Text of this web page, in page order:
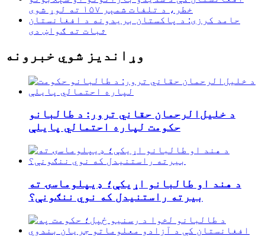
خطر، د تلفات شمېر ۱۵۷ ته لوړ شوی
حامد کرزی: د پاکستان بریدونه د افغانستان
ثبات ته ګواښ دی
وړاندیز شوي خبرونه
د خلیل‌الرحمان حقاني ترور: د طالبانو
حکومت لپاره احتمالي پایلې
د هند او طالبانو اړیکې؛ ډیپلوماسۍ ته
بیرته راستنیدل که نوي ننګونې؟